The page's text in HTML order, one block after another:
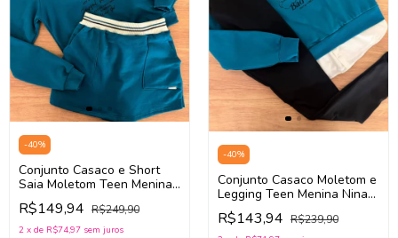
-40%
Conjunto Casaco e Short
Saia Moletom Teen Menina
Nina Go! 2261037 (Azul)
R$149,94 R$249,90
2 x de R$74,97 sem juros
-40%
Conjunto Casaco Moletom e
Legging Teen Menina Nina
Go! 2261045 (Azul/Preto)
R$143,94 R$239,90